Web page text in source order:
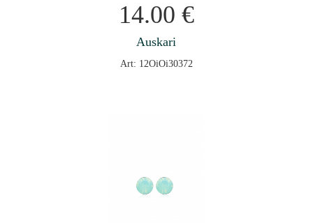
14.00 €
Auskari
Art: 12OiOi30372